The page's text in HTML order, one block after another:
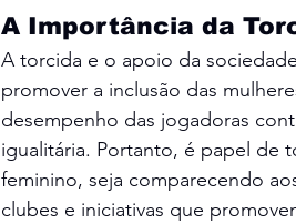
A Importância da
A torcida e o apoio da
promover a inclusão das
desempenho das jogadoras
igualitária. Portanto, é papel de
feminino, seja comparecendo
clubes e iniciativas que